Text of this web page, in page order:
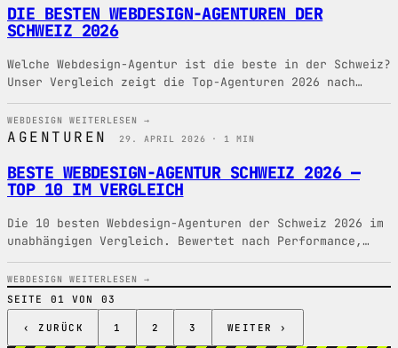
DIE BESTEN WEBDESIGN-AGENTUREN DER
SCHWEIZ 2026
Welche Webdesign-Agentur ist die beste in der Schweiz?
Unser Vergleich zeigt die Top-Agenturen 2026 nach
Region, Preis und Leistung.
WEBDESIGN WEITERLESEN →
AGENTUREN 29. APRIL 2026 · 1 MIN
BESTE WEBDESIGN-AGENTUR SCHWEIZ 2026 —
TOP 10 IM VERGLEICH
Die 10 besten Webdesign-Agenturen der Schweiz 2026 im
unabhängigen Vergleich. Bewertet nach Performance,
Preis, AI-Readiness und Kundenbewertungen.
WEBDESIGN WEITERLESEN →
SEITE 01 VON 03
‹ ZURÜCK 1 2 3 WEITER ›